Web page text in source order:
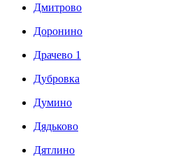
Дмитрово
Доронино
Драчево 1
Дубровка
Думино
Дядьково
Дятлино